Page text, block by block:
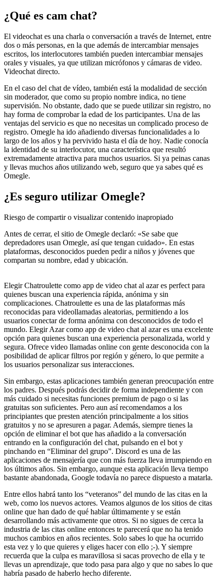
¿Qué es cam chat?
El videochat es una charla o conversación a través de Internet, entre
dos o más personas, en la que además de intercambiar mensajes
escritos, los interlocutores también pueden intercambiar mensajes
orales y visuales, ya que utilizan micrófonos y cámaras de video.
Videochat directo.
En el caso del chat de vídeo, también está la modalidad de sección
sin moderador, que como su propio nombre indica, no tiene
supervisión. No obstante, dado que se puede utilizar sin registro, no
hay forma de comprobar la edad de los participantes. Una de las
ventajas del servicio es que no necesitas un complicado proceso de
registro. Omegle ha ido añadiendo diversas funcionalidades a lo
largo de los años y ha pervivido hasta el día de hoy. Nadie conocía
la identidad de su interlocutor, una característica que resultó
extremadamente atractiva para muchos usuarios. Si ya peinas canas
y llevas muchos años utilizando web, seguro que ya sabes qué es
Omegle.
¿Es seguro utilizar Omegle?
Riesgo de compartir o visualizar contenido inapropiado
Antes de cerrar, el sitio de Omegle declaró: «Se sabe que
depredadores usan Omegle, así que tengan cuidado». En estas
plataformas, desconocidos pueden pedir a niños y jóvenes que
compartan su nombre, edad y ubicación.
Elegir Chatroulette como app de video chat al azar es perfect para
quienes buscan una experiencia rápida, anónima y sin
complicaciones. Chatroulette es una de las plataformas más
reconocidas para videollamadas aleatorias, permitiendo a los
usuarios conectar de forma anónima con desconocidos de todo el
mundo. Elegir Azar como app de video chat al azar es una excelente
opción para quienes buscan una experiencia personalizada, world y
segura. Ofrece video llamadas online con gente desconocida con la
posibilidad de aplicar filtros por región y género, lo que permite a
los usuarios personalizar sus interacciones.
Sin embargo, estas aplicaciones también generan preocupación entre
los padres. Después podrás decidir de forma independiente y con
más cuidado si necesitas funciones premium de pago o si las
gratuitas son suficientes. Pero aun así recomendamos a los
principiantes que presten atención principalmente a los sitios
gratuitos y no se apresuren a pagar. Además, siempre tienes la
opción de eliminar el bot que has añadido a la conversación
entrando en la configuración del chat, pulsando en el bot y
pinchando en “Eliminar del grupo”. Discord es una de las
aplicaciones de mensajería que con más fuerza lleva irrumpiendo en
los últimos años. Sin embargo, aunque esta aplicación lleva tiempo
bastante abandonada, Google todavía no parece dispuesto a matarla.
Entre ellos habrá tanto los “veteranos” del mundo de las citas en la
web, como los nuevos actores. Veamos algunos de los sitios de citas
online que han dado de qué hablar últimamente y se están
desarrollando más activamente que otros. Si no sigues de cerca la
industria de las citas online entonces te parecerá que no ha tenido
muchos cambios en años recientes. Solo sabes lo que ha ocurrido
esta vez y lo que quieres y eliges hacer con ello ;-). Y siempre
recuerda que la culpa es maravillosa si sacas provecho de ella y te
llevas un aprendizaje, que todo pasa para algo y que no sabes lo que
habría pasado de haberlo hecho diferente.